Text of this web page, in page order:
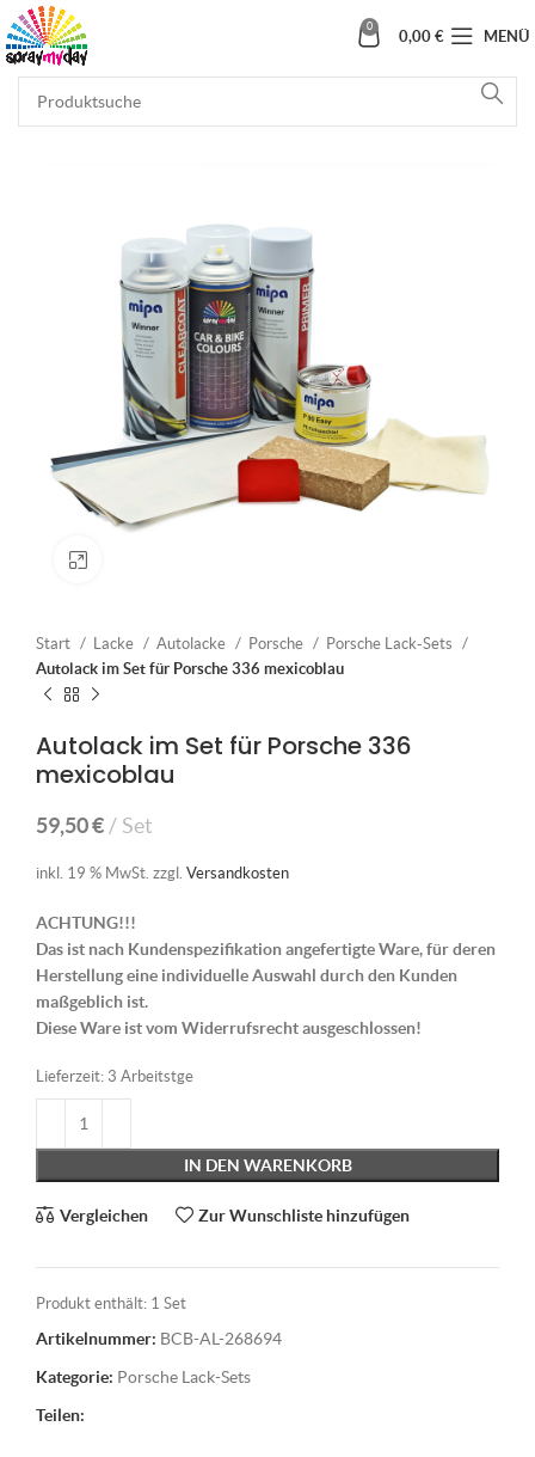
0
0,00 € MENÜ
Start Lacke Autolacke Porsche
Porsche Lack-Sets
Autolack im Set für Porsche 336 mexicoblau
Autolack im Set für Porsche 336
mexicoblau
59,50€ Set
inkl. 19 % MwSt. zzgl. Versandkosten
ACHTUNG!!!
Das ist nach Kundenspezifikation angefertigte Ware, für deren
Herstellung eine individuelle Auswahl durch den Kunden
maßgeblich ist.
Diese Ware ist vom Widerrufsrecht ausgeschlossen!
Lieferzeit: 3 Arbeitstge
IN DEN WARENKORB
Vergleichen Zur Wunschliste hinzufügen
Produkt enthält: 1 Set
Artikelnummer: BCB-AL-268694
Kategorie: Porsche Lack-Sets
Teilen: